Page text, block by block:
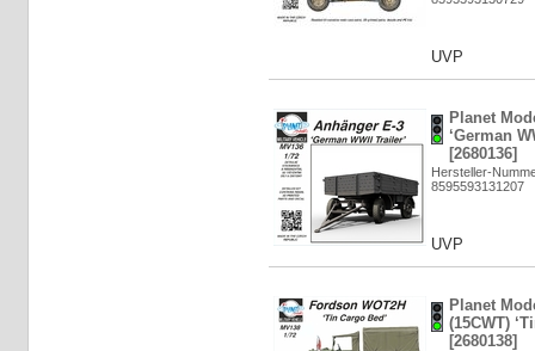
UVP
Planet
‘German
[2680136]
Hersteller-
8595593131207
UVP
Planet
(15CWT)
[2680138]